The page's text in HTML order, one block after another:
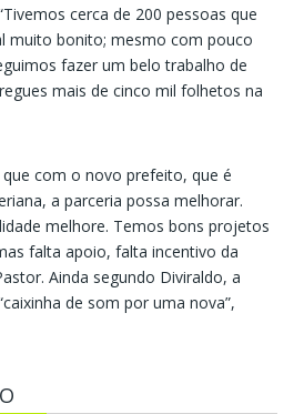
cerca de 200 pessoas que
muito bonito; mesmo com pouco
fazer um belo trabalho de
mais de cinco mil folhetos na
com o novo prefeito, que é
a parceria possa melhorar.
melhore. Temos bons projetos
falta apoio, falta incentivo da
Ainda segundo Diviraldo, a
de som por uma nova”,